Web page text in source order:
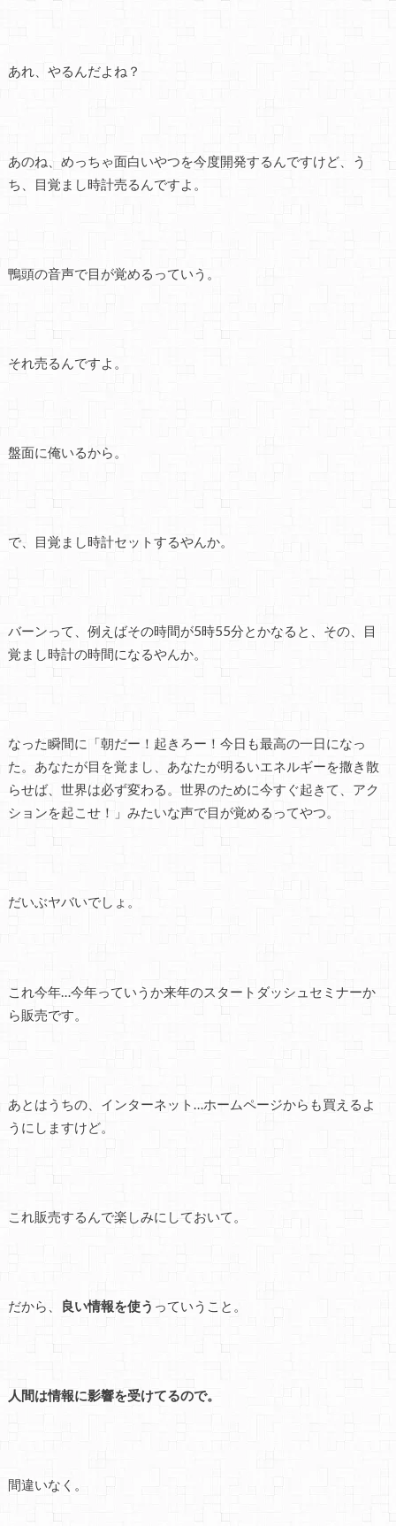
あれ、やるんだよね？
あのね、めっちゃ面白いやつを今度開発するんですけど、う
ち、目覚まし時計売るんですよ。
鴨頭の音声で目が覚めるっていう。
それ売るんですよ。
盤面に俺いるから。
で、目覚まし時計セットするやんか。
バーンって、例えばその時間が5時55分とかなると、その、目
覚まし時計の時間になるやんか。
なった瞬間に「朝だー！起きろー！今日も最高の一日になっ
た。あなたが目を覚まし、あなたが明るいエネルギーを撒き散
らせば、世界は必ず変わる。世界のために今すぐ起きて、アク
ションを起こせ！」みたいな声で目が覚めるってやつ。
だいぶヤバいでしょ。
これ今年…今年っていうか来年のスタートダッシュセミナーか
ら販売です。
あとはうちの、インターネット…ホームページからも買えるよ
うにしますけど。
これ販売するんで楽しみにしておいて。
だから、 良い情報を使う っていうこと。
人間は情報に影響を受けてるので。
間違いなく。